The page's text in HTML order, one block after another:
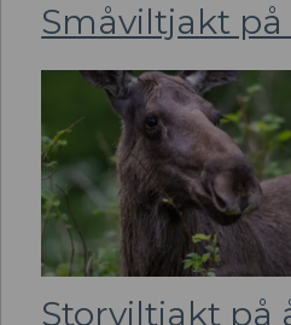
Småviltjakt på
Storviltjakt på